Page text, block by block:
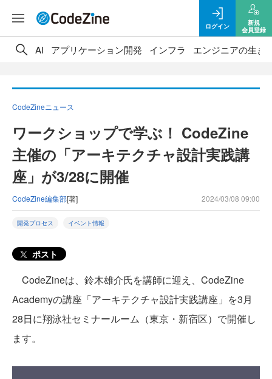
ログイン
新規
会員登録
AI アプリケーション開発 インフラ エンジニアの生き
CodeZineニュース
ワークショップで学ぶ！ CodeZine
主催の「アーキテクチャ設計実践講
座」が3/28に開催
CodeZine編集部[著] 2024/03/08 09:00
開発プロセス イベント情報
ポスト
CodeZineは、鈴木雄介氏を講師に迎え、CodeZine
Academyの講座「アーキテクチャ設計実践講座」を3月
28日に翔泳社セミナールーム（東京・新宿区）で開催し
ます。